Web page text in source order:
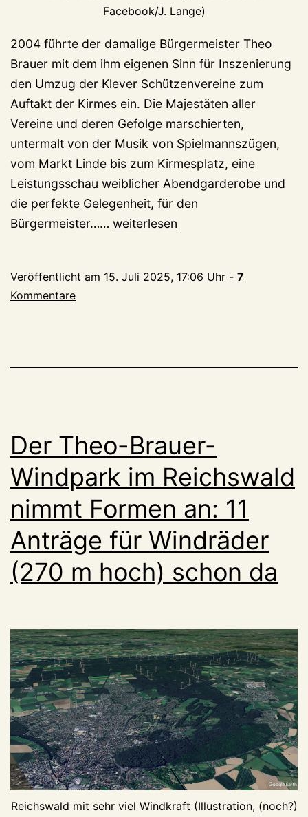
Facebook/J. Lange)
2004 führte der damalige Bürgermeister Theo
Brauer mit dem ihm eigenen Sinn für Inszenierung
den Umzug der Klever Schützenvereine zum
Auftakt der Kirmes ein. Die Majestäten aller
Vereine und deren Gefolge marschierten,
untermalt von der Musik von Spielmannszügen,
vom Markt Linde bis zum Kirmesplatz, eine
Leistungsschau weiblicher Abendgarderobe und
die perfekte Gelegenheit, für den
Bürgermeister…… War
letzte
weiterlesen
Veröffentlicht am 15. Juli 2025, 17:06 Uhr - 7
Kommentare
Der Theo-Brauer-
Windpark im Reichswald
nimmt Formen an: 11
Anträge für Windräder
(270 m hoch) schon da
Reichswald mit sehr viel Windkraft (Illustration, (noch?)